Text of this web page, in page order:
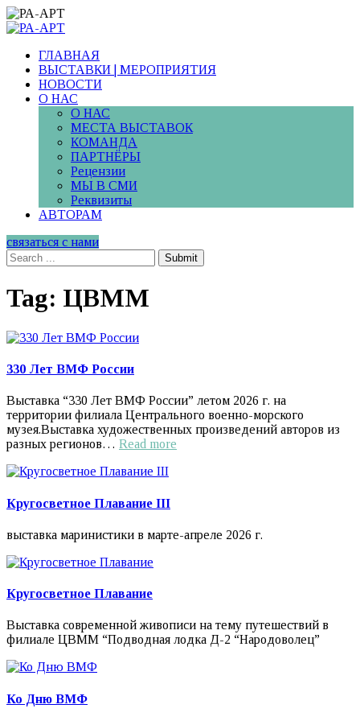
ГЛАВНАЯ
ВЫСТАВКИ | МЕРОПРИЯТИЯ
НОВОСТИ
О НАС
О НАС
МЕСТА ВЫСТАВОК
КОМАНДА
ПАРТНЁРЫ
Рецензии
МЫ В СМИ
Реквизиты
АВТОРАМ
связаться с нами
Submit
Tag: ЦВММ
330 Лет ВМФ России
Выставка “330 Лет ВМФ России” летом 2026 г. на
территории филиала Центрального военно-морского
музея.Выставка художественных произведений авторов из
разных регионов… Read more
Кругосветное Плавание III
выставка маринистики в марте-апреле 2026 г.
Кругосветное Плавание
Выставка современной живописи на тему путешествий в
филиале ЦВММ “Подводная лодка Д-2 “Народоволец”
Ко Дню ВМФ